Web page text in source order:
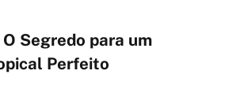
Segredo para um
Perfeito